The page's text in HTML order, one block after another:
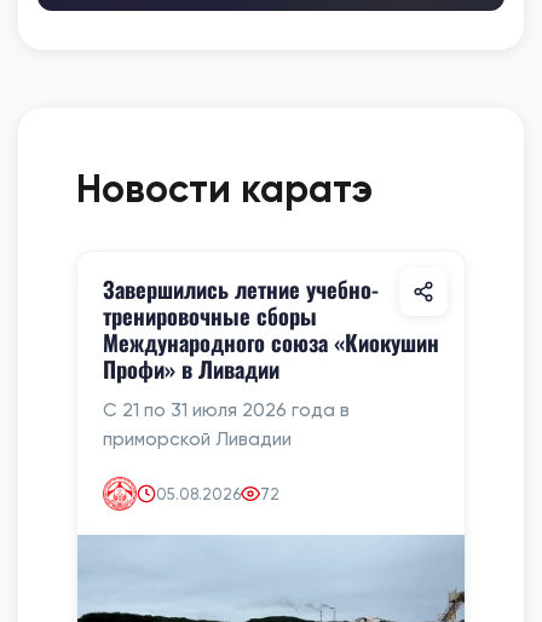
Новости каратэ
Завершились летние учебно-
тренировочные сборы
Международного союза «Киокушин
Профи» в Ливадии
С 21 по 31 июля 2026 года в
приморской Ливадии
05.08.2026 72